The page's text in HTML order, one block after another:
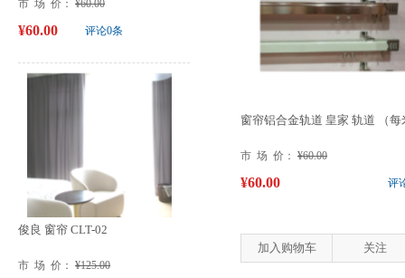
市 场 价： ¥60.00
评论0条
¥60.00
俊良 窗帘 CLT-02
市 场 价： ¥125.00
窗帘铝合金轨道 皇家 轨道 （每
市 场 价： ¥60.00
评
¥60.00
加入购物车 关注